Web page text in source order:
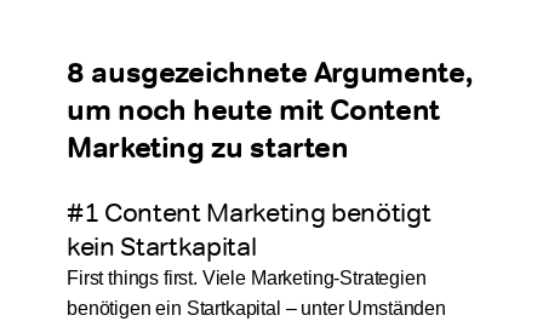
8 ausgezeichnete Argumente,
um noch heute mit Content
Marketing zu starten
#1 Content Marketing benötigt
kein Startkapital
First things first. Viele Marketing-Strategien
benötigen ein Startkapital – unter Umständen